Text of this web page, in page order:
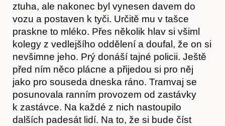
Akce
ztuha, ale nakonec byl vynesen davem do
vozu a postaven k tyči. Určitě mu v tašce
praskne to mléko. Přes několik hlav si všiml
kolegy z vedlejšího oddělení a doufal, že on si
nevšimne jeho. Prý donáší tajné policii. Ještě
před ním něco plácne a přijedou si pro něj
jako pro souseda dneska ráno. Tramvaj se
posunovala ranním provozem od zastávky
k zastávce. Na každé z nich nastoupilo
dalších padesát lidí. Na to, že si bude číst